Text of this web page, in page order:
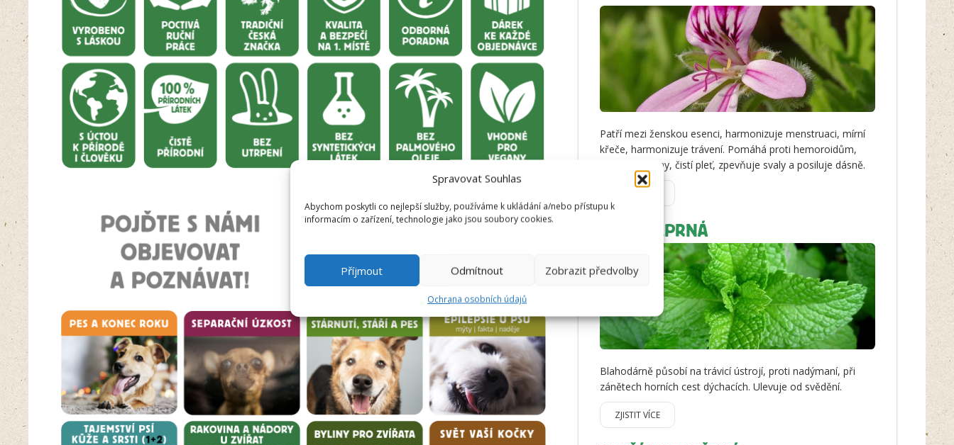
Spravovat Souhlas
Abychom poskytli co nejlepší služby, používáme k ukládání a/nebo přístupu k
informacím o zařízení, technologie jako jsou soubory cookies.
Příjmout Odmítnout Zobrazit předvolby
Ochrana osobních údajů
Patří mezi ženskou esenci, harmonizuje menstruaci, mírní
křeče, harmonizuje trávení. Pomáhá proti hemoroidům,
posiluje ledviny, čistí pleť, zpevňuje svaly a posiluje dásně.
MÁTA PEPRNÁ
Blahodárně působí na trávicí ústrojí, proti nadýmaní, při
zánětech horních cest dýchacích. Ulevuje od svědění.
ZJISTIT VÍCE